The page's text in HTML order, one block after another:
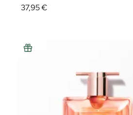
37,95 €